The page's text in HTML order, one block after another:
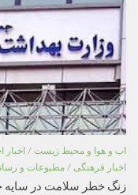
اب و هوا و محیط زیست / اخبار
اخبار فرهنگی / مطبوعات و
زنگ خطر سلامت در